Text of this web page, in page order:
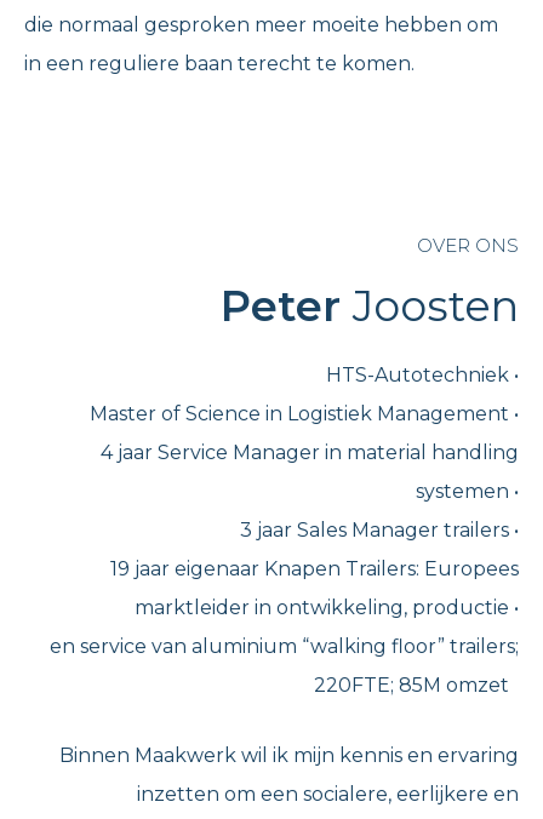
die normaal gesproken meer moeite hebben om
in een reguliere baan terecht te komen.
OVER ONS
PeterJoosten
HTS-Autotechniek •
Master of Science in Logistiek Management •
4 jaar Service Manager in material handling
systemen •
3 jaar Sales Manager trailers •
19 jaar eigenaar Knapen Trailers: Europees
marktleider in ontwikkeling, productie •
en service van aluminium “walking floor” trailers;
220FTE; 85M omzet
Binnen Maakwerk wil ik mijn kennis en ervaring
inzetten om een socialere, eerlijkere en